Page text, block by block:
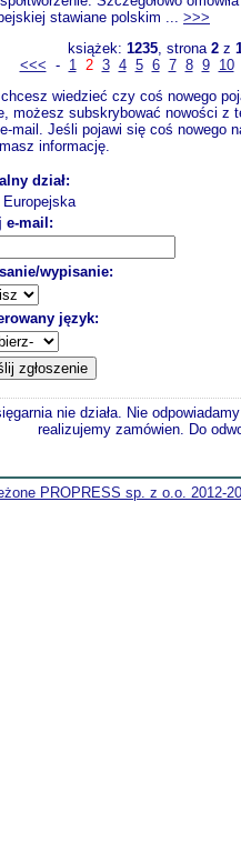
stawiane polskim ... >>>
książek: 1235, strona 2z
<<< - 1 2 3 4 5 6 7 8 9
10
wiedzieć czy coś nowego
możesz subskrybować nowości z
mail. Jeśli pojawi się coś nowego
informację.
dział:
Europejska
e-mail:
wypisanie:
język:
nie działa. Nie
realizujemy zamówien. Do
PROPRESS sp. z o.o. 2012-